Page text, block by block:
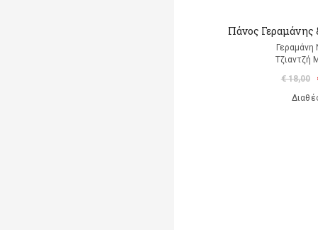
Πάνος Γεραμάνης
Γεραμάνη
Τζιαντζή
€ 18,00